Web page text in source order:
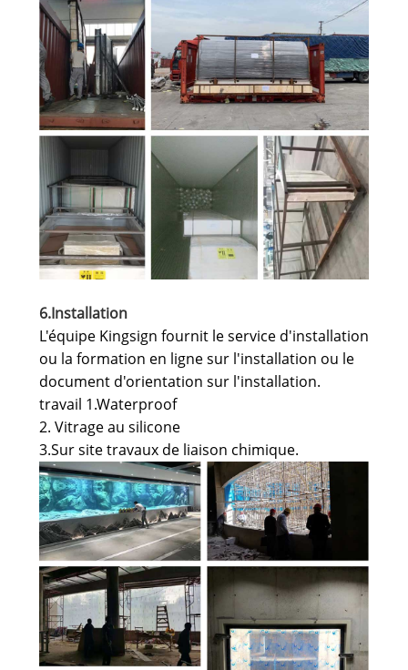
6.Installation
L'équipe Kingsign fournit le service d'installation
ou la formation en ligne sur l'installation ou le
document d'orientation sur l'installation.
travail 1.Waterproof
2. Vitrage au silicone
3.Sur site travaux de liaison chimique.